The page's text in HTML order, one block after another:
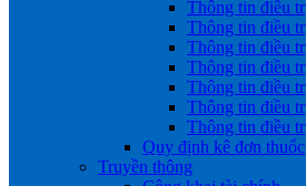
Thông tin điều
Thông tin điều
Thông tin điều
Thông tin điều
Thông tin điều
Thông tin điều
Thông tin điều
Quy định kê đơn thuốc
Truyền thông